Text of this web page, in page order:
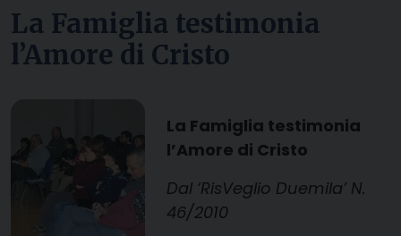
La Famiglia testimonia
l’Amore di Cristo
La Famiglia testimonia
l’Amore di Cristo
Dal ‘RisVeglio Duemila’ N.
46/2010